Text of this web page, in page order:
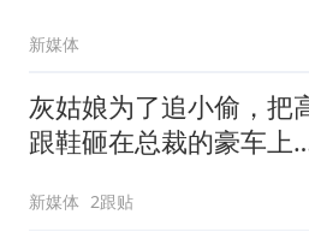
新媒体
灰姑娘为了追小偷，把
跟鞋砸在总裁的豪车上
新媒体 2跟贴